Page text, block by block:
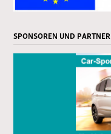
SPONSOREN UND PARTNER